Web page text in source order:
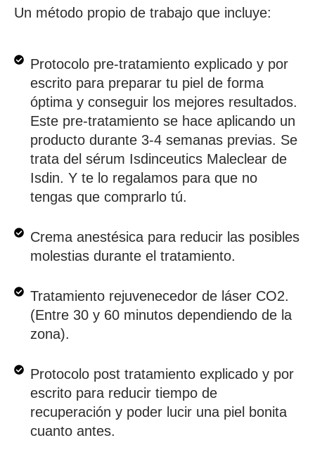
Un método propio de trabajo que incluye:
Protocolo pre-tratamiento explicado y por
escrito para preparar tu piel de forma
óptima y conseguir los mejores resultados.
Este pre-tratamiento se hace aplicando un
producto durante 3-4 semanas previas. Se
trata del sérum Isdinceutics Maleclear de
Isdin. Y te lo regalamos para que no
tengas que comprarlo tú.
Crema anestésica para reducir las posibles
molestias durante el tratamiento.
Tratamiento rejuvenecedor de láser CO2.
(Entre 30 y 60 minutos dependiendo de la
zona).
Protocolo post tratamiento explicado y por
escrito para reducir tiempo de
recuperación y poder lucir una piel bonita
cuanto antes.